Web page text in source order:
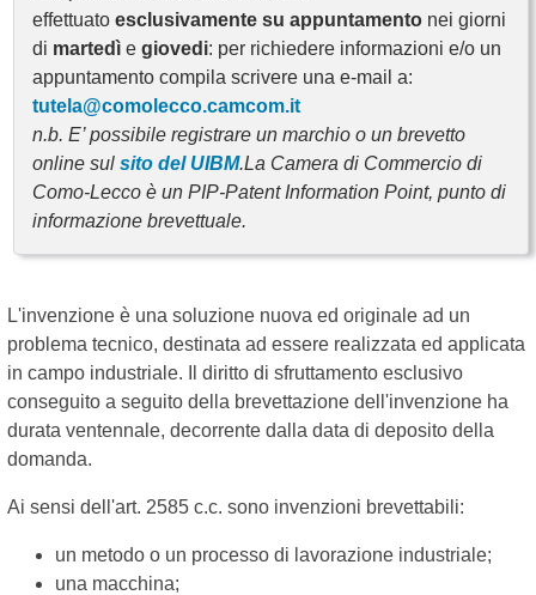
effettuato esclusivamente su appuntamento nei giorni
di martedì e giovedi: per richiedere informazioni e/o un
appuntamento compila scrivere una e-mail a:
tutela@comolecco.camcom.it
n.b. E’ possibile registrare un marchio o un brevetto
online sul sito del UIBM.La Camera di Commercio di
Como-Lecco è un PIP-Patent Information Point, punto di
informazione brevettuale.
L'invenzione è una soluzione nuova ed originale ad un
problema tecnico, destinata ad essere realizzata ed applicata
in campo industriale. Il diritto di sfruttamento esclusivo
conseguito a seguito della brevettazione dell'invenzione ha
durata ventennale, decorrente dalla data di deposito della
domanda.
Ai sensi dell'art. 2585 c.c. sono invenzioni brevettabili:
un metodo o un processo di lavorazione industriale;
una macchina;